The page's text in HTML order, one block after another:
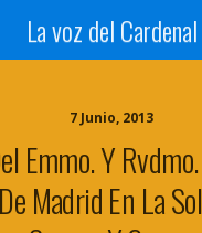
La voz del Cardenal
7 Junio, 2013
Emmo. Y
Madrid En La